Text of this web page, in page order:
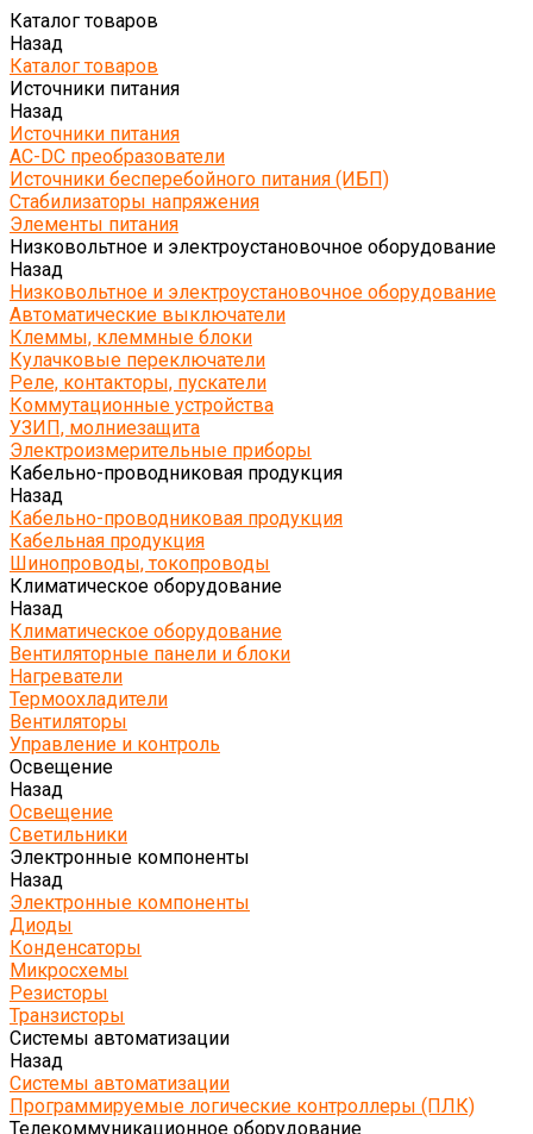
Каталог товаров
Назад
Каталог товаров
Источники питания
Назад
Источники питания
AC-DC преобразователи
Источники бесперебойного питания (ИБП)
Стабилизаторы напряжения
Элементы питания
Низковольтное и электроустановочное оборудование
Назад
Низковольтное и электроустановочное оборудование
Автоматические выключатели
Клеммы, клеммные блоки
Кулачковые переключатели
Реле, контакторы, пускатели
Коммутационные устройства
УЗИП, молниезащита
Электроизмерительные приборы
Кабельно-проводниковая продукция
Назад
Кабельно-проводниковая продукция
Кабельная продукция
Шинопроводы, токопроводы
Климатическое оборудование
Назад
Климатическое оборудование
Вентиляторные панели и блоки
Нагреватели
Термоохладители
Вентиляторы
Управление и контроль
Освещение
Назад
Освещение
Светильники
Электронные компоненты
Назад
Электронные компоненты
Диоды
Конденсаторы
Микросхемы
Резисторы
Транзисторы
Системы автоматизации
Назад
Системы автоматизации
Программируемые логические контроллеры (ПЛК)
Телекоммуникационное оборудование